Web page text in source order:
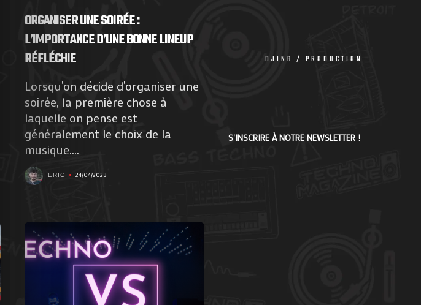
À
Propos
de
Nous
Contactez-
nous
Search
ORGANISER UNE SOIRÉE :
L’IMPORTANCE D’UNE BONNE LINEUP
RÉFLÉCHIE
Lorsqu’on décide d’organiser une
soirée, la première chose à
laquelle on pense est
généralement le choix de la
musique....
ERIC 24/04/2023
DJING / PRODUCTION
S'INSCRIRE À NOTRE NEWSLETTER !